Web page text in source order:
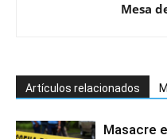
Mesa
Artículos relacionados
Masacre